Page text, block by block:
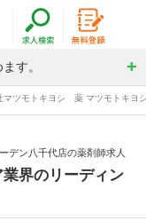
す。
マツモトキヨシ 薬 マツモトキヨ
デン八千代店の薬剤師求人
業界のリーディン